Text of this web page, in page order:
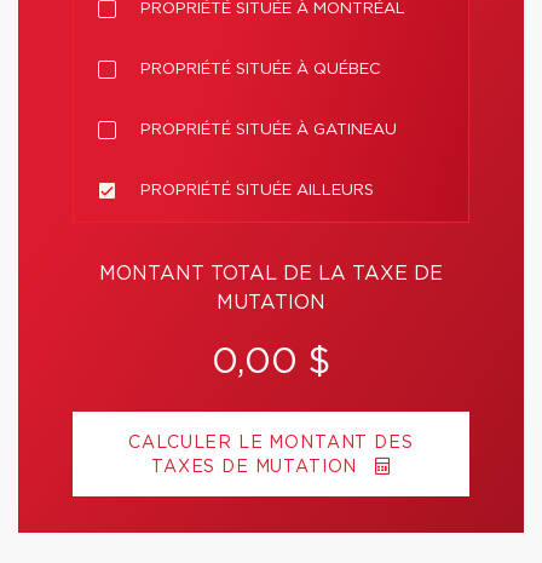
PROPRIÉTÉ SITUÉE À MONTRÉAL
PROPRIÉTÉ SITUÉE À QUÉBEC
PROPRIÉTÉ SITUÉE À GATINEAU
PROPRIÉTÉ SITUÉE AILLEURS
MONTANT TOTAL DE LA TAXE DE
MUTATION
0,00 $
CALCULER LE MONTANT DES
TAXES DE MUTATION